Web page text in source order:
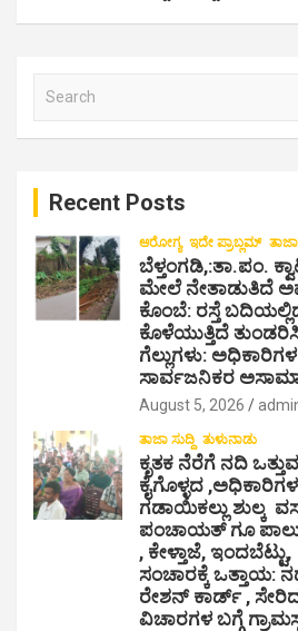
v
a
Recent Posts
ಆರೋಗ್ಯ ಇದೇ ಪ್ರಾಬ್ಲಮ್ ತಾಜಾ
ಬೆಳ್ತಂಗಡಿ,:ತಾ.ಪಂ‌.
ಮೇಲೆ ನೇತಾಡುತಿದೆ
ಕೊಂಬೆ: ರಸ್ತೆ
ಕೊಳೆಯುತ್ತಿದೆ
ಗೆಲ್ಲುಗಳು: ಅಧಿಕಾರಿಗಳ
ಸಾರ್ವಜನಿಕರ
August 5, 2026
ತಾಜಾ ಸುದ್ದಿ ತುಳುನಾಡು
ಕೃತಕ ನೆರೆಗೆ ನದಿ
ಕೈಗೊಳ್ಳದ
ಗಡಾಯಿಕಲ್ಲು ಶುಲ್ಕ
ಪಂಚಾಯತ್ ಗೂ
, ಕೇಳ್ತಾಜೆ,
ಸಂಚಾರಕ್ಕೆ ಒತ್ತಾಯ:
ರೇಶನ್ ಕಾರ್ಡ್ ,
ವಿಚಾರಗಳ ಬಗ್ಗೆ